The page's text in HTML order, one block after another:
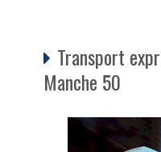
Transport
Manche 50